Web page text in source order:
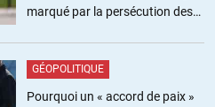
marqué par la persécution des
GÉOPOLITIQUE
Pourquoi un « accord de paix »